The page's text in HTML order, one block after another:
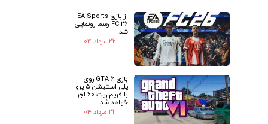
از بازی EA Sports
FC 26 رسما رونمایی
شد
۲۲ مرداد ۰۴
بازی GTA 6 روی
پلی استیشن 5 پرو
با فریم ریت 60 اجرا
خواهد شد
۲۲ مرداد ۰۴